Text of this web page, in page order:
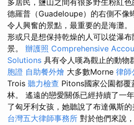
多居民，鹽山之間有很多野生粉紅色
德羅普（Guadeloupe）的右側不像
令人興奮的景點，最重要的是海灘
形或只是想保持乾燥的人可以從瀑
景。 辦護照 Comprehensive
Solutions 具有令人嘆為觀止的動物
胞證 自助餐外燴 大多數Morne 律師
Trois 聽力檢查 Pitons國家公園都覆
林。 遙遠的戀愛關係已經持續了一
了匈牙利女孩，她聽說了布達佩斯的
台灣五大律師事務所 對於他們來說